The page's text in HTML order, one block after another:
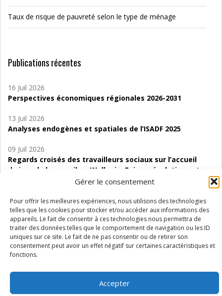
Gérer le consentement
Pour offrir les meilleures expériences, nous utilisons des technologies
telles que les cookies pour stocker et/ou accéder aux informations des
appareils. Le fait de consentir à ces technologies nous permettra de
traiter des données telles que le comportement de navigation ou les ID
uniques sur ce site. Le fait de ne pas consentir ou de retirer son
consentement peut avoir un effet négatif sur certaines caractéristiques et
fonctions.
Accepter
Taux de risque de pauvreté selon le type de ménage
Publications récentes
16 Juil 2026
Perspectives économiques régionales 2026-2031
13 Juil 2026
Analyses endogènes et spatiales de l’ISADF 2025
09 Juil 2026
Regards croisés des travailleurs sociaux sur l’accueil
de jour de bas seuil en Wallonie. Enjeux, évolutions et
06 Juil 2026
Étude d’évaluabilité des Structures
d’accompagnement à l’autocréation d’emploi (SAACE)
01 Juil 2026
Pénurie du personnel infirmier :quels indicateurs
Wallonie ?